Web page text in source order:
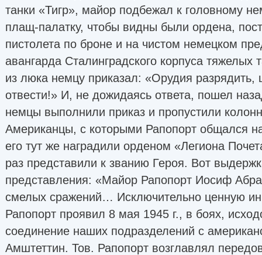
танки «Тигр», майор подбежал к головному
плащ-палатку, чтобы видны были ордена,
пистолета по броне и на чистом немецком
авангарда Сталинградского корпуса
из люка немцу приказал: «Орудия разрядить,
отвести!» И, не дожидаясь ответа, пошел
немцы выполнили приказ и пропустили
Американцы, с которыми Рапопорт общался
его тут же наградили орденом «Легиона
раз представили к званию Героя. Вот
представления: «Майор Рапопорт Иосиф
смелых сражений… Исключительно ценную
Рапопорт проявил 8 мая 1945 г., в боях,
соединение наших подразделений с
Амштеттин. Тов. Рапопорт возглавлял